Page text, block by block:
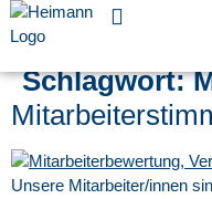
Schlagwort:
Unsere Mitarbeiter/innen